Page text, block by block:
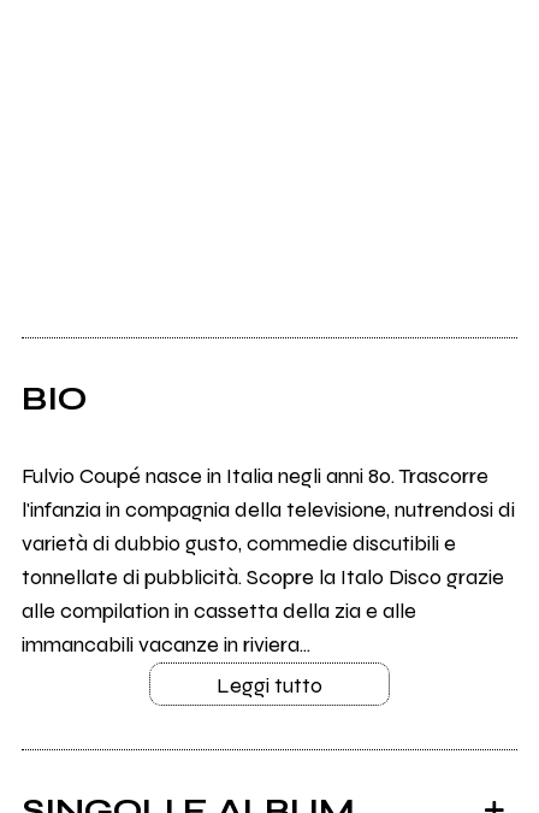
BIO
Fulvio Coupé nasce in Italia negli anni 80. Trascorre
l'infanzia in compagnia della televisione, nutrendosi di
varietà di dubbio gusto, commedie discutibili e
tonnellate di pubblicità. Scopre la Italo Disco grazie
alle compilation in cassetta della zia e alle
immancabili vacanze in riviera...
Leggi tutto